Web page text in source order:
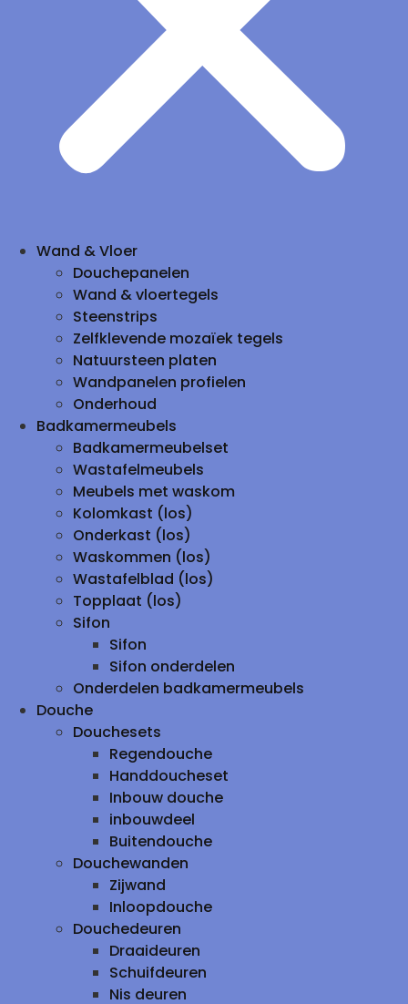
Wand & Vloer
Douchepanelen
Wand & vloertegels
Steenstrips
Zelfklevende mozaïek tegels
Natuursteen platen
Wandpanelen profielen
Onderhoud
Badkamermeubels
Badkamermeubelset
Wastafelmeubels
Meubels met waskom
Kolomkast (los)
Onderkast (los)
Waskommen (los)
Wastafelblad (los)
Topplaat (los)
Sifon
Sifon
Sifon onderdelen
Onderdelen badkamermeubels
Douche
Douchesets
Regendouche
Handdoucheset
Inbouw douche
inbouwdeel
Buitendouche
Douchewanden
Zijwand
Inloopdouche
Douchedeuren
Draaideuren
Schuifdeuren
Nis deuren